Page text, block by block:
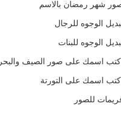
شهر رمضان بالاسم
الوجوه للرجال
الوجوه للبنات
اسمك على صور الصيف والبحر
اسمك على التورتة
للصور